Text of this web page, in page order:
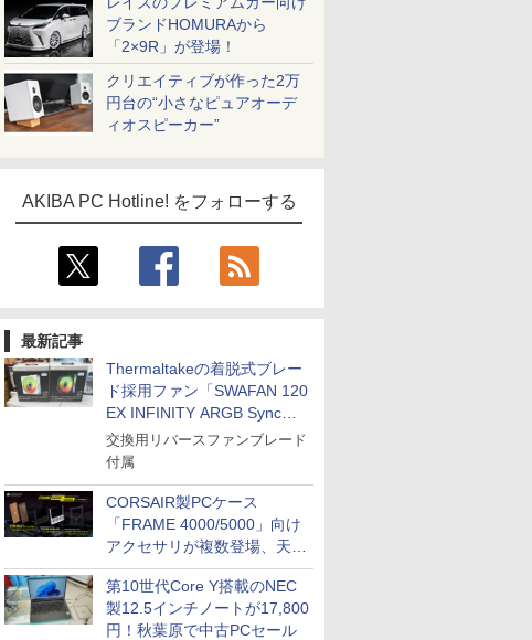
ブランドHOMURAから
「2×9R」が登場！
クリエイティブが作った2万
円台の“小さなピュアオーデ
ィオスピーカー”
AKIBA PC Hotline! をフォローする
最新記事
Thermaltakeの着脱式ブレー
ド採用ファン「SWAFAN 120
EX INFINITY ARGB Sync」
に単品パッケージ
交換用リバースファンブレード
付属
CORSAIR製PCケース
「FRAME 4000/5000」向け
アクセサリが複数登場、天然
木製パネルや背面コネクタ対
応トレイなど
第10世代Core Y搭載のNEC
製12.5インチノートが17,800
円！秋葉原で中古PCセール